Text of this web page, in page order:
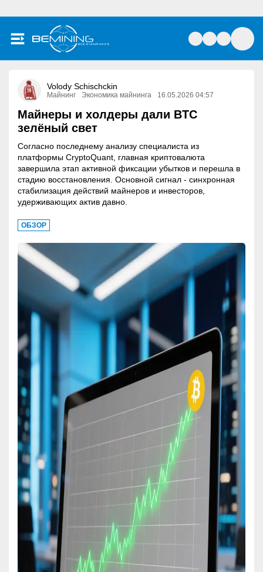
Volody Schischckin
Майнинг Экономика майнинга 16.05.2026 04:57
Майнеры и холдеры дали BTC
зелёный свет
Согласно последнему анализу специалиста из
платформы CryptoQuant, главная криптовалюта
завершила этап активной фиксации убытков и перешла в
стадию восстановления. Основной сигнал - синхронная
стабилизация действий майнеров и инвесторов,
удерживающих актив давно.
ОБЗОР